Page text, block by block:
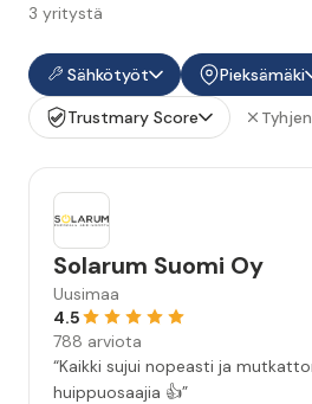
3 yritystä
Sähkötyöt
Pieksämäki
Trustmary Score
Solarum Suomi Oy
Uusimaa
4.5
788 arviota
“Kaikki sujui nopeasti ja
huippuosaajia 👍”